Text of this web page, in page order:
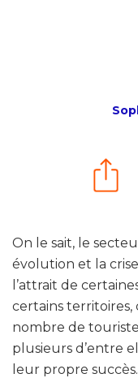
On le sait, le
évolution et la
l’attrait de
certains
nombre de
plusieurs d’entre
leur propre